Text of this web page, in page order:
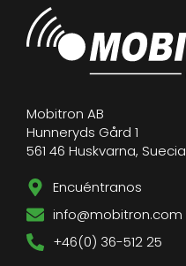
Mobitron AB
Hunneryds Gård 1
561 46 Huskvarna, Suecia
Encuéntranos
info@mobitron.com
+46(0) 36-512 25